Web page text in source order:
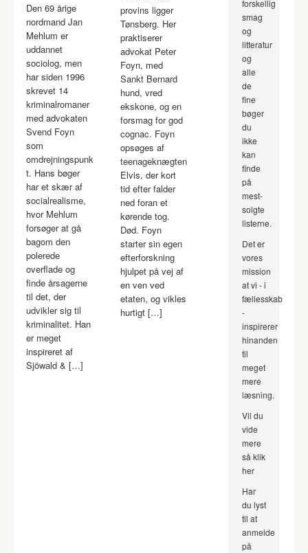
Den 69 årige
nordmand Jan
Mehlum er
uddannet
sociolog, men
har siden 1996
skrevet 14
kriminalromaner
med advokaten
Svend Foyn
som
omdrejningspunk
t. Hans bøger
har et skær af
socialrealisme,
hvor Mehlum
forsøger at gå
bagom den
polerede
overflade og
finde årsagerne
til det, der
udvikler sig til
kriminalitet. Han
er meget
inspireret af
Sjöwald & […]
provins ligger
Tønsberg. Her
praktiserer
advokat Peter
Foyn, med
Sankt Bernard
hund, vred
ekskone, og en
forsmag for god
cognac. Foyn
opsøges af
teenageknægten
Elvis, der kort
tid efter falder
ned foran et
kørende tog.
Død. Foyn
starter sin egen
efterforskning
hjulpet på vej af
en ven ved
etaten, og vikles
hurtigt […]
forskellig
smag
og
litteratur
og
alle
de
fine
bøger
du
ikke
kan
finde
på
mest-
solgte
listerne.
Det er
vores
mission
at vi - i
fællesskab
-
inspirerer
hinanden
til
meget
mere
læsning.
Vil du
vide
mere
så klik
her
Har
du lyst
til at
anmelde
på